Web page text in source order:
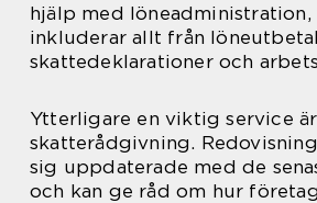
hjälp med
inkluderar allt från
skattedeklarationer och
Ytterligare en viktig service är
skatterådgivning.
sig uppdaterade med de
och kan ge råd om hur